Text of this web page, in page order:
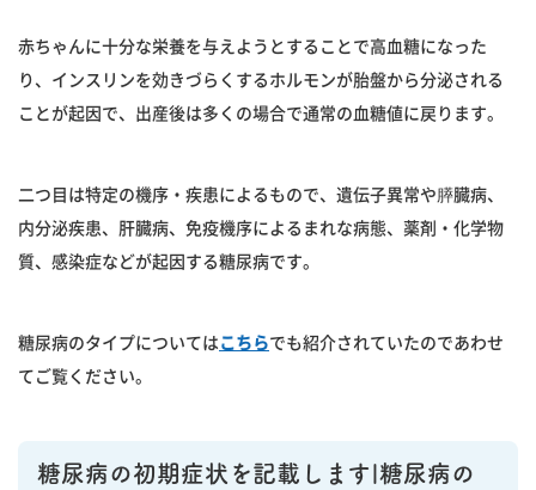
赤ちゃんに十分な栄養を与えようとすることで高血糖になった
り、インスリンを効きづらくするホルモンが胎盤から分泌される
ことが起因で、出産後は多くの場合で通常の血糖値に戻ります。
二つ目は特定の機序・疾患によるもので、遺伝子異常や膵臓病、
内分泌疾患、肝臓病、免疫機序によるまれな病態、薬剤・化学物
質、感染症などが起因する糖尿病です。
糖尿病のタイプについては こちらでも紹介されていたのであわせ
てご覧ください。
糖尿病の初期症状を記載します|糖尿病の